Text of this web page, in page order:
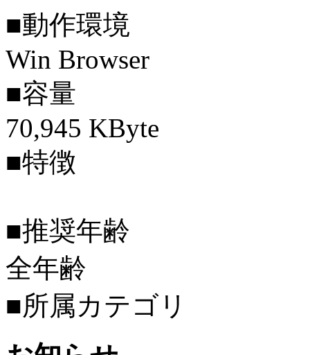
■動作環境
Win Browser
■容量
70,945 KByte
■特徴
■推奨年齢
全年齢
■所属カテゴリ